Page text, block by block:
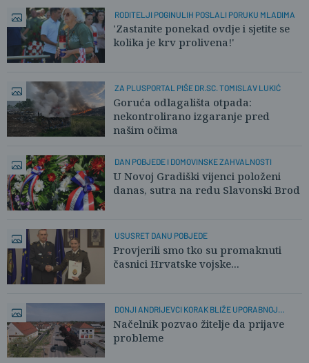
RODITELJI POGINULIH POSLALI PORUKU MLADIMA
'Zastanite ponekad ovdje i sjetite se
kolika je krv prolivena!'
ZA PLUSPORTAL PIŠE DR.SC. TOMISLAV LUKIĆ
Goruća odlagališta otpada:
nekontrolirano izgaranje pred
našim očima
DAN POBJEDE I DOMOVINSKE ZAHVALNOSTI
U Novoj Gradiški vijenci položeni
danas, sutra na redu Slavonski Brod
USUSRET DANU POBJEDE
Provjerili smo tko su promaknuti
časnici Hrvatske vojske...
DONJI ANDRIJEVCI KORAK BLIŽE UPORABNOJ
DOZVOLI
Načelnik pozvao žitelje da prijave
probleme